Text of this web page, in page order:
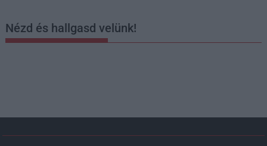
Nézd és hallgasd velünk!